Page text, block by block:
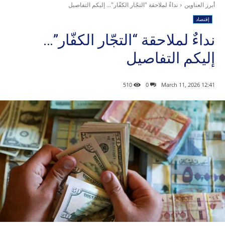
أبرز العناوين نداءٌ لملاحقة "التجّار الكفّار"... إليكم التفاصيل
إقتصاد
نداءٌ لملاحقة “التجّار الكفّار”…
إليكم التفاصيل
12:41 2026 ,March 11
0
510